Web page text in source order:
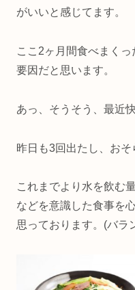
がいいと感じてます。
ここ2ヶ月間食べまく
要因だと思います。
あっ、そうそう、最近
昨日も3回出たし、おそ
これまでより水を飲む
などを意識した食事を
思っております。(バラ